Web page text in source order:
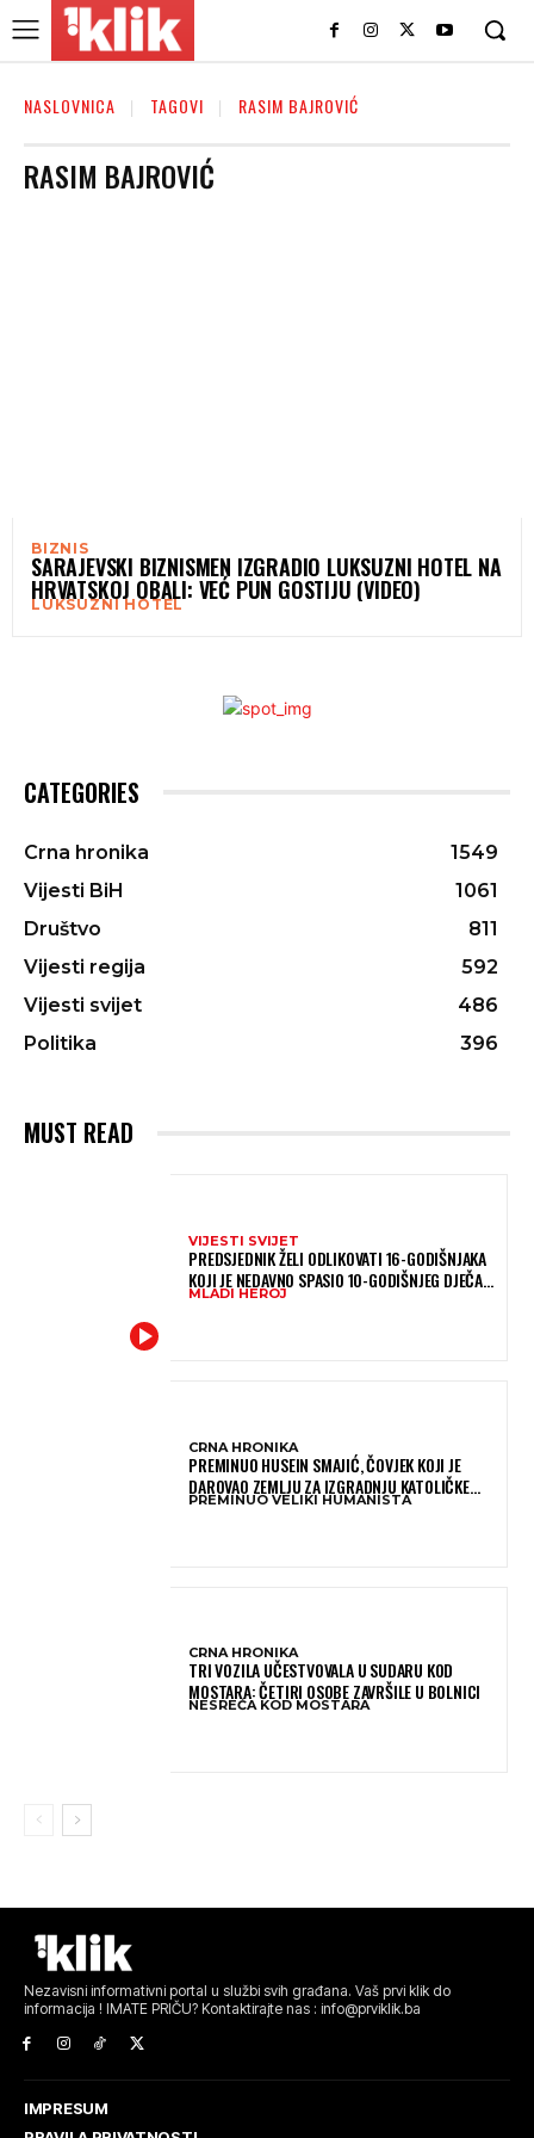
NASLOVNICA TAGOVI RASIM BAJROVIĆ
RASIM BAJROVIĆ
BIZNIS
SARAJEVSKI BIZNISMEN IZGRADIO LUKSUZNI HOTEL NA
HRVATSKOJ OBALI: VEĆ PUN GOSTIJU (VIDEO)
LUKSUZNI HOTEL
CATEGORIES
Crna hronika
1549
Vijesti BiH
1061
Društvo
811
Vijesti regija
592
Vijesti svijet
486
Politika
396
MUST READ
VIJESTI SVIJET
PREDSJEDNIK ŽELI ODLIKOVATI 16-GODIŠNJAKA
KOJI JE NEDAVNO SPASIO 10-GODIŠNJEG DJEČAKA
IZ SMRTONOSNIH VALOVA
MLADI HEROJ
CRNA HRONIKA
PREMINUO HUSEIN SMAJIĆ, ČOVJEK KOJI JE
DAROVAO ZEMLJU ZA IZGRADNJU KATOLIČKE
CRKVE U BUGOJNU
PREMINUO VELIKI HUMANISTA
CRNA HRONIKA
TRI VOZILA UČESTVOVALA U SUDARU KOD
MOSTARA: ČETIRI OSOBE ZAVRŠILE U BOLNICI
NESREĆA KOD MOSTARA
Nezavisni informativni portal u službi svih građana. Vaš prvi klik do
informacija ! IMATE PRIČU? Kontaktirajte nas : info@prviklik.ba
IMPRESUM